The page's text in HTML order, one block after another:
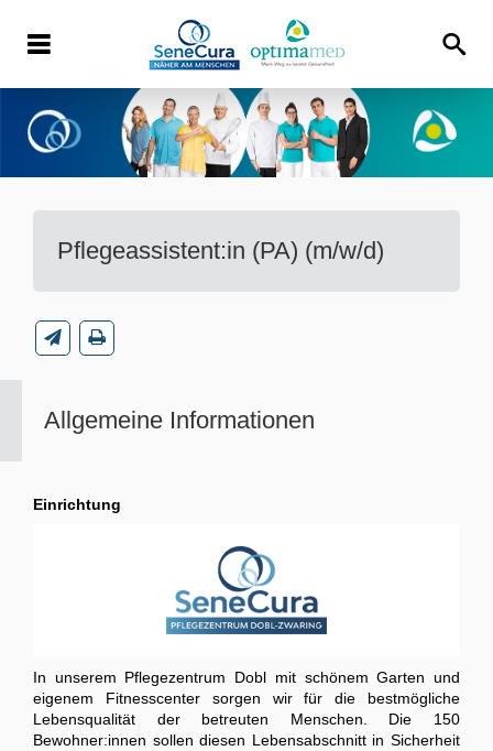
Pflegeassistent:in (PA) (m/w/d)
Allgemeine Informationen
Einrichtung
In unserem Pflegezentrum Dobl mit schönem Garten und
eigenem Fitnesscenter sorgen wir für die bestmögliche
Lebensqualität der betreuten Menschen. Die 150
Bewohner:innen sollen diesen Lebensabschnitt in Sicherheit